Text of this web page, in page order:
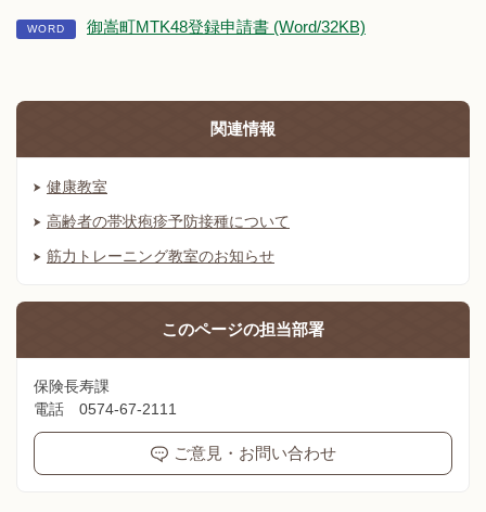
御嵩町MTK48登録申請書 (Word/32KB)
関連情報
健康教室
高齢者の帯状疱疹予防接種について
筋力トレーニング教室のお知らせ
このページの担当部署
保険長寿課
電話 0574-67-2111
ご意見・お問い合わせ